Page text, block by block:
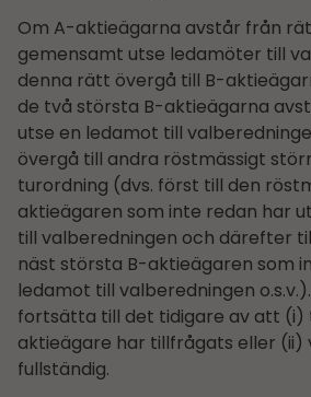
Om A-aktieägarna avstår från
gemensamt utse ledamöter till
denna rätt övergå till B-
de två största B-aktieägarna
utse en ledamot till
övergå till andra röstmässigt
turordning (dvs. först till den
aktieägaren som inte redan har
till valberedningen och därefter
näst största B-aktieägaren som
ledamot till valberedningen
fortsätta till det tidigare av att (i)
aktieägare har tillfrågats eller (ii)
fullständig.